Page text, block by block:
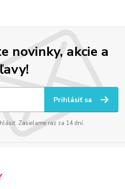
novinky, akcie a
Prihlásiť sa
Zasielame raz za 14 dní.